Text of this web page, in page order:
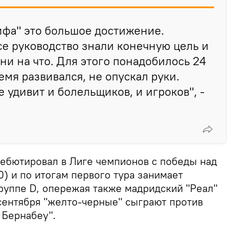
это большое достижение.
руководство знали конечную цель и
на что. Для этого понадобилось 24
развивался, не опускал руки.
и болельщиков, и игроков", -
в Лиге чемпионов с победы над
по итогам первого тура занимает
D, опережая также мадридский "Реал"
"желто-черные" сыграют против